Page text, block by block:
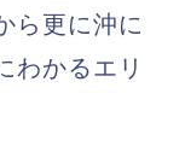
ら更に沖に
わかるエリ